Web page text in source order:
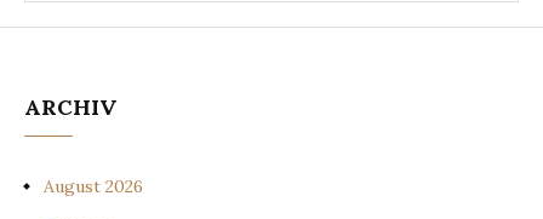
ARCHIV
August 2026